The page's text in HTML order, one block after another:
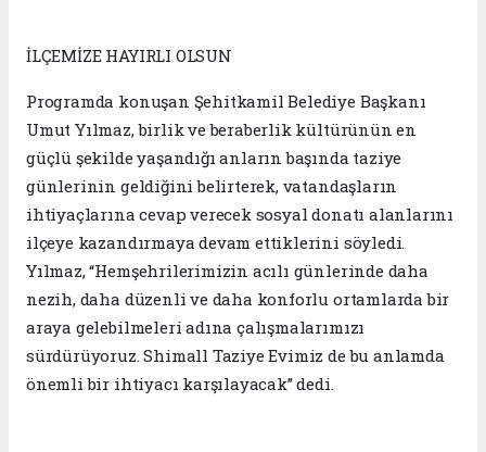
İLÇEMİZE HAYIRLI OLSUN
Programda konuşan Şehitkamil Belediye Başkanı
Umut Yılmaz, birlik ve beraberlik kültürünün en
güçlü şekilde yaşandığı anların başında taziye
günlerinin geldiğini belirterek, vatandaşların
ihtiyaçlarına cevap verecek sosyal donatı alanlarını
ilçeye kazandırmaya devam ettiklerini söyledi.
Yılmaz, “Hemşehrilerimizin acılı günlerinde daha
nezih, daha düzenli ve daha konforlu ortamlarda bir
araya gelebilmeleri adına çalışmalarımızı
sürdürüyoruz. Shimall Taziye Evimiz de bu anlamda
önemli bir ihtiyacı karşılayacak” dedi.